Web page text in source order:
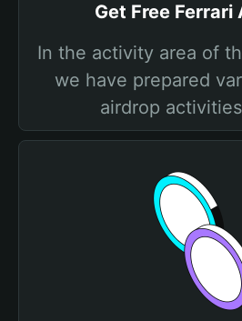
Get Free Ferrari
In the activity area of
we have prepared
airdrop